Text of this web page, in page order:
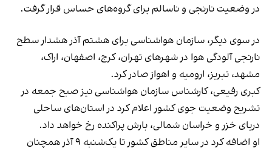
در وضعیت نارنجی و ناسالم برای گروه‌های حساس قرار گرفت.
در سوی دیگر، سازمان هواشناسی برای هشتم آذر هشدار سطح
نارنجی آلودگی هوا در شهرهای تهران، کرج، اصفهان، اراک،
مشهد، تبریز، ارومیه و اهواز صادر کرد.
کبری رفیعی، کارشناس سازمان هواشناسی نیز صبح جمعه در
تشریح وضعیت جوی کشور اعلام کرد در استان‌های ساحلی
دریای خزر و خراسان شمالی، بارش پراکنده رخ خواهد داد.
او اضافه کرد در سایر مناطق کشور تا یک‌شنبه ۹ آذر همچنان